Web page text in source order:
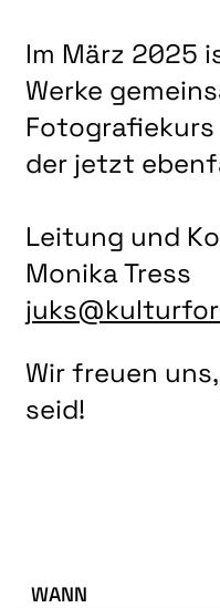
Im März 2025
Werke
Fotografiekurs
der jetzt
Leitung und
Monika Tress
Wir freuen
seid!
WANN